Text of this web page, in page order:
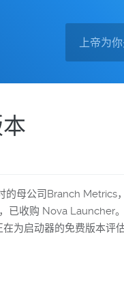
母公司Branch
收购 Nova Launcher
为启动器的免费版本评